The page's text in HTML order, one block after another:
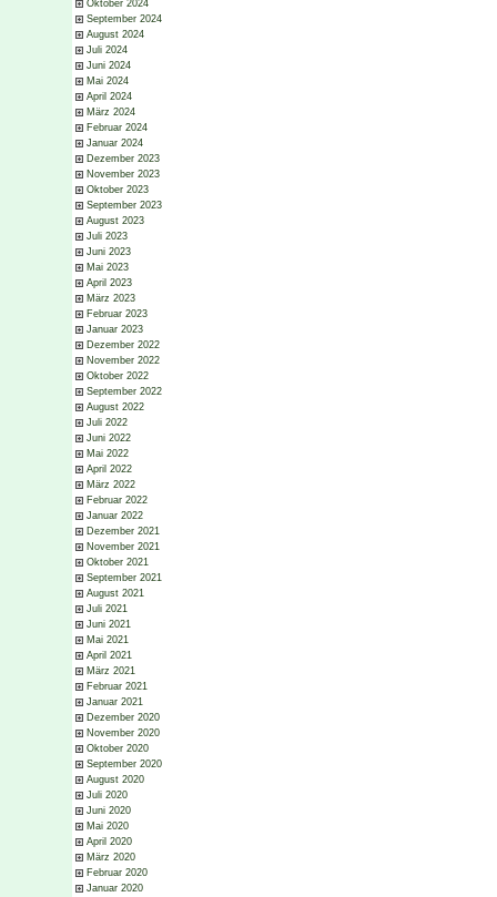
Oktober 2024
September 2024
August 2024
Juli 2024
Juni 2024
Mai 2024
April 2024
März 2024
Februar 2024
Januar 2024
Dezember 2023
November 2023
Oktober 2023
September 2023
August 2023
Juli 2023
Juni 2023
Mai 2023
April 2023
März 2023
Februar 2023
Januar 2023
Dezember 2022
November 2022
Oktober 2022
September 2022
August 2022
Juli 2022
Juni 2022
Mai 2022
April 2022
März 2022
Februar 2022
Januar 2022
Dezember 2021
November 2021
Oktober 2021
September 2021
August 2021
Juli 2021
Juni 2021
Mai 2021
April 2021
März 2021
Februar 2021
Januar 2021
Dezember 2020
November 2020
Oktober 2020
September 2020
August 2020
Juli 2020
Juni 2020
Mai 2020
April 2020
März 2020
Februar 2020
Januar 2020